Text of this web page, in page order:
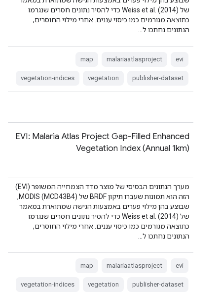
של Weiss et al. (2014) כדי להסיר נתונים חסרים שנגרמו
כתוצאה מגורמים כמו כיסוי עננים. אחרי מילוי החוסרים,
הנתונים נחתכו ל…
evi
malariaatlasproject
map
publisher-dataset
vegetation
vegetation-indices
EVI: Malaria Atlas Project Gap-Filled Enhanced
Vegetation Index (Annual 1km)
מערך הנתונים הבסיסי של מוצר מדד הצמחייה המשופר (EVI)
הזה הוא תמונות שעברו תיקון BRDF של MODIS (MCD43B4),
שבוצע בהן מילוי פערים באמצעות הגישה שמתוארת במאמר
של Weiss et al. (2014) כדי להסיר נתונים חסרים שנגרמו
כתוצאה מגורמים כמו כיסוי עננים. אחרי מילוי החוסרים,
הנתונים נחתכו ל…
evi
malariaatlasproject
map
publisher-dataset
vegetation
vegetation-indices